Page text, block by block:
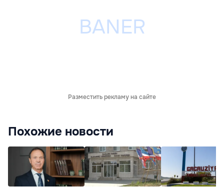
Разместить рекламу на сайте
Похожие новости